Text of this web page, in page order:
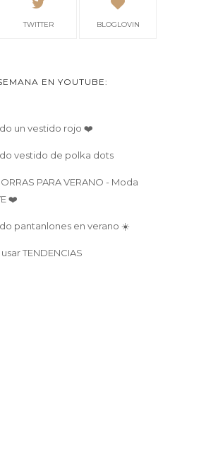
TWITTER BLOGLOVIN
EN YOUTUBE:
un vestido rojo ❤️
vestido de polka dots
PARA VERANO - Moda
❤️
pantanlones en verano ☀️
TENDENCIAS